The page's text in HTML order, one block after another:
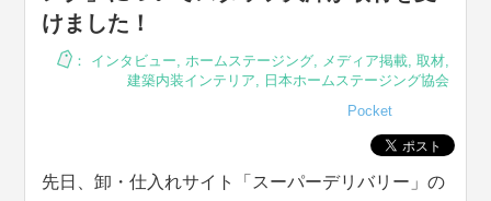
けました！
： インタビュー, ホームステージング, メディア掲載, 取材,
建築内装インテリア, 日本ホームステージング協会
Pocket
先日、卸・仕入れサイト「スーパーデリバリー」の